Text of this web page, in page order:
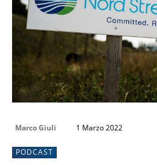
Marco Giuli 1 Marzo 2022
PODCAST